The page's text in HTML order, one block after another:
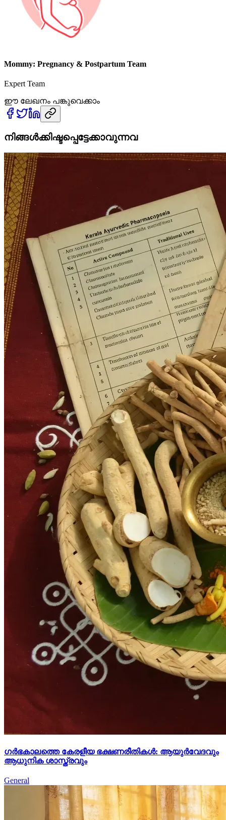
Mommy: Pregnancy & Postpartum Team
Expert Team
ഈ ലേഖനം പങ്കുവെക്കാം
നിങ്ങൾക്കിഷ്ടപ്പെട്ടേക്കാവുന്നവ
ഗർഭകാലത്തെ കേരളീയ ഭക്ഷണരീതികൾ: ആയുർവേദവും
ആധുനിക ശാസ്ത്രവും
General